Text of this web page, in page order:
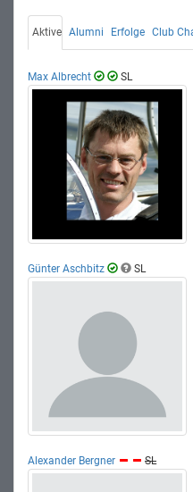
Aktive Alumni Erfolge Club
Max Albrecht SL
Günter Aschbitz SL
Alexander Bergner SL